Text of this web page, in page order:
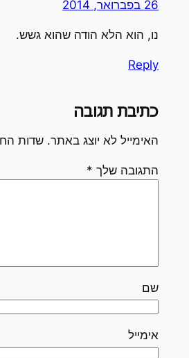
26 בפברואר, 2014
נו, הוא הלא הודה שהוא גשש.
Reply
כתיבת תגובה
האימייל לא יוצג באתר. שדות
התגובה שלך *
שם
אימייל